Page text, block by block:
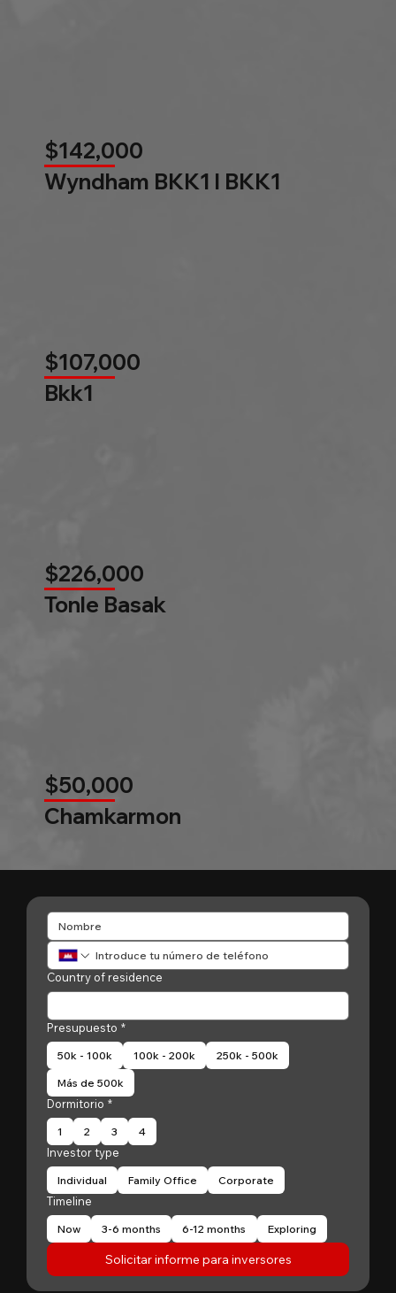
Country of residence
Presupuesto *
50k - 100k 100k - 200k 250k - 500k
Más de 500k
Dormitorio *
1 2 3 4
Investor type
Individual Family Office Corporate
Timeline
Now 3-6 months 6-12 months Exploring
Solicitar informe para inversores
$142,000
Wyndham BKK1 l BKK1
$107,000
Bkk1
$226,000
Tonle Basak
$50,000
Chamkarmon